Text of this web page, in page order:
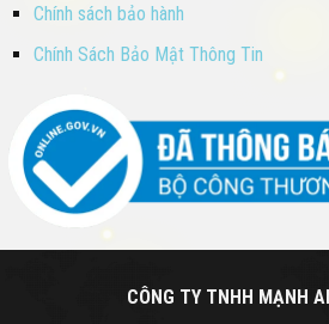
Chính sách bảo hành
Chính Sách Bảo Mật Thông Tin
CÔNG TY TNHH MẠNH